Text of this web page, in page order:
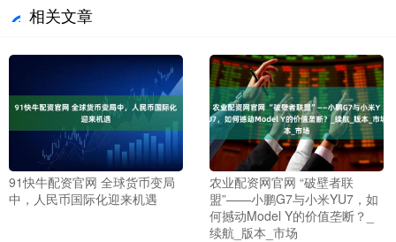
相关文章
91快牛配资官网 全球货币变局
中，人民币国际化迎来机遇
农业配资网官网 “破壁者联
盟”——小鹏G7与小米YU7，如
何撼动Model Y的价值垄断？_
续航_版本_市场